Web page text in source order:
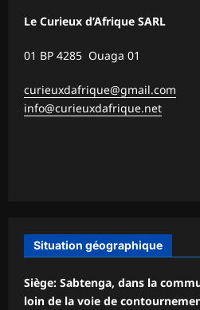
Le Curieux d’Afrique SARL
01 BP 4285 Ouaga 01
curieuxdafrique@gmail.com
info@curieuxdafrique.net
Situation géographique
Siège: Sabtenga, dans la
loin de la voie de